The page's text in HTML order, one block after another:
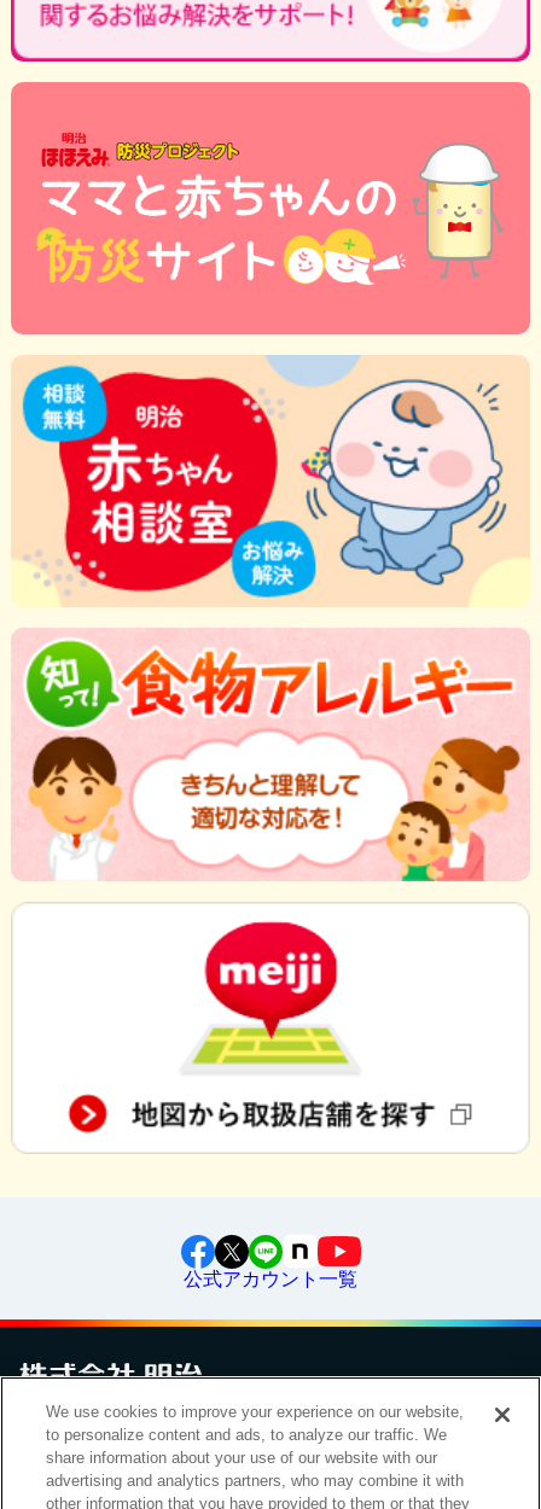
公式アカウント一覧
お問い合わせ サイトマップ個人情報保護について電子公告
アクセシビリティへの対応方針ご利用規約明治グループのDX
Cookie Settings
We use cookies to improve your experience on our website,
to personalize content and ads, to analyze our traffic. We
share information about your use of our website with our
advertising and analytics partners, who may combine it with
other information that you have provided to them or that they